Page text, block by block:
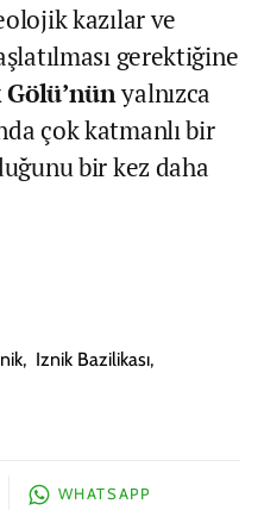
kazılar ve
gerektiğine
yalnızca
çok katmanlı bir
bir kez daha
, Iznik Bazilikası,
WHATSAPP